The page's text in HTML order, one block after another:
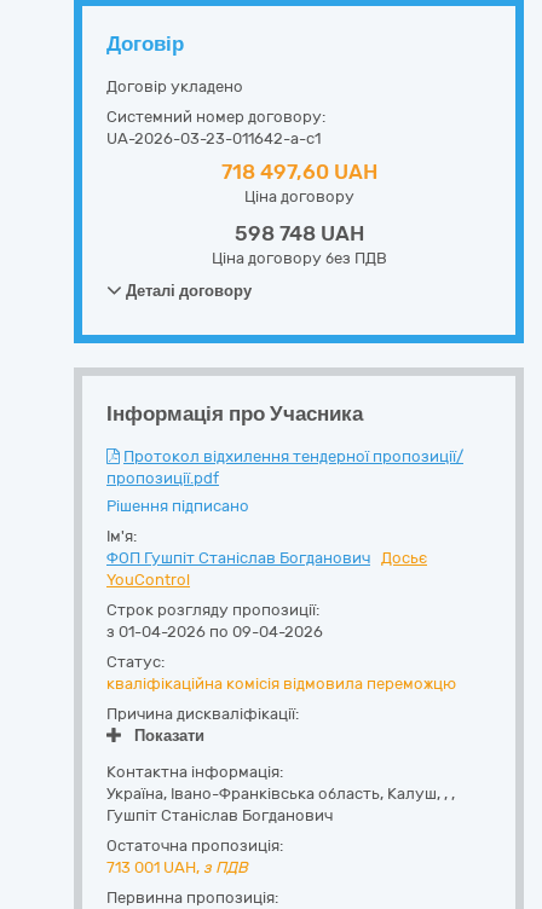
Договір
Договір укладено
Системний номер договору:
UA-2026-03-23-011642-a-c1
718 497,60 UAH
Ціна договору
598 748 UAH
Ціна договору без ПДВ
Деталі договору
Інформація про Учасника
Протокол відхилення тендерної пропозиції/
пропозиції.pdf
Рішення підписано
Ім'я:
ФОП Гушпіт Станіслав Богданович Досьє
YouControl
Строк розгляду пропозиції:
з 01-04-2026 по 09-04-2026
Статус:
кваліфікаційна комісія відмовила переможцю
Причина дискваліфікації:
Показати
Контактна інформація:
Україна, Івано-Франківська область, Калуш, , ,
Гушпіт Станіслав Богданович
Остаточна пропозиція:
713 001 UAH, з ПДВ
Первинна пропозиція: